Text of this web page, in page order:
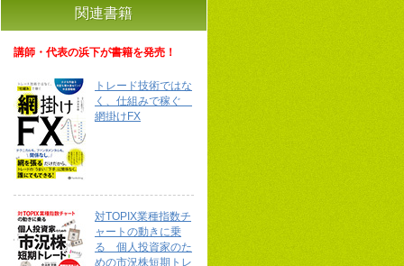
関連書籍
講師・代表の浜下が書籍を発売！
トレード技術ではな
く、仕組みで稼ぐ
網掛けFX
対TOPIX業種指数チ
ャートの動きに乗
る 個人投資家のた
めの市況株短期トレ